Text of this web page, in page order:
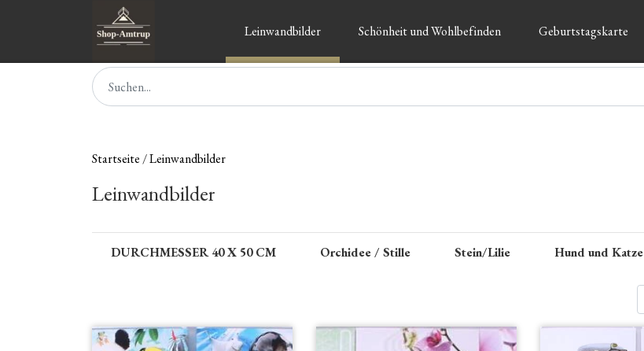
Leinwandbilder Schönheit und Wohlbefinden Geburtstagskarte
Startseite Leinwandbilder
Leinwandbilder
DURCHMESSER 40 X 50 CM Orchidee / Stille Stein/Lilie Hund und Katze